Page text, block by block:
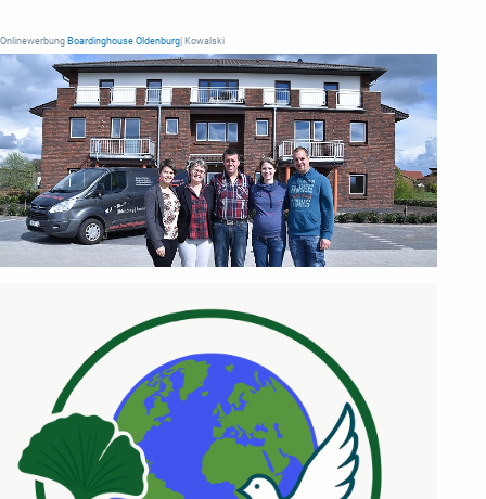
Onlinewerbung Boardinghouse Oldenburg | Kowalski